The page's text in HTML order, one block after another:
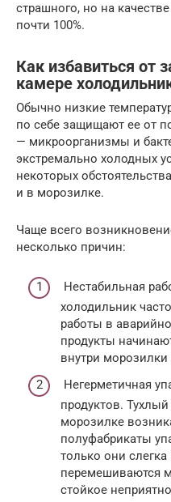
страшного, но на
почти 100%.
Как избавиться от
камере
Обычно низкие
по себе защищают ее от
— микроорганизмы и
экстремально холодных
некоторых
и в морозилке.
Чаще всего
несколько причин:
Нестабильная
холодильник
работы в
продукты
внутри морозилки
Негерметичная
продуктов.
морозилке
полуфабрикаты
только они
перемешиваются
стойкое